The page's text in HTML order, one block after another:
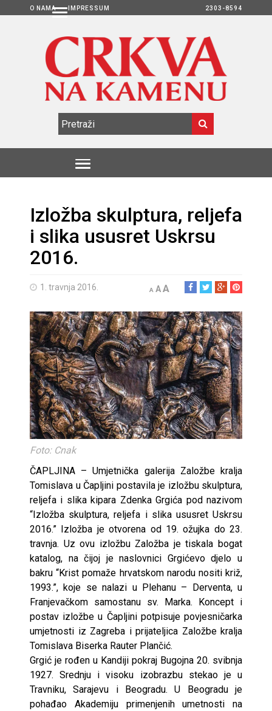
O NAMA IMPRESSUM 2303-8594
Izložba skulptura, reljefa
i slika ususret Uskrsu
2016.
1. travnja 2016. A AA
Foto: Cnak
ČAPLJINA – Umjetnička galerija Založbe kralja
Tomislava u Čapljini postavila je izložbu skulptura,
reljefa i slika kipara Zdenka Grgića pod nazivom
“Izložba skulptura, reljefa i slika ususret Uskrsu
2016.” Izložba je otvorena od 19. ožujka do 23.
travnja. Uz ovu izložbu Založba je tiskala bogat
katalog, na čijoj je naslovnici Grgićevo djelo u
bakru “Krist pomaže hrvatskom narodu nositi križ,
1993.”, koje se nalazi u Plehanu – Derventa, u
Franjevačkom samostanu sv. Marka. Koncept i
postav izložbe u Čapljini potpisuje povjesničarka
umjetnosti iz Zagreba i prijateljica Založbe kralja
Tomislava Biserka Rauter Plančić.
Grgić je rođen u Kandiji pokraj Bugojna 20. svibnja
1927. Srednju i visoku izobrazbu stekao je u
Travniku, Sarajevu i Beogradu. U Beogradu je
pohađao Akademiju primenjenih umetnosti na